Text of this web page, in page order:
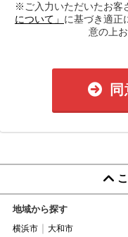
※ご入力いただいたお客
について」 に基づき適正
意の上
地域から探す
横浜市 大和市